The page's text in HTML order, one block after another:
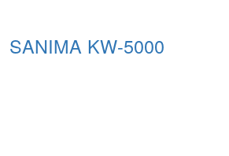
SANIMA KW-5000